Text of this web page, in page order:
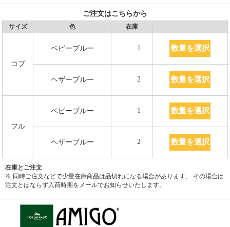
ご注文はこちらから
サイズ 色 在庫
コブ
ベビーブルー 1 数量を選択
ヘザーブルー 2 数量を選択
フル
ベビーブルー 1 数量を選択
ヘザーブルー 2 数量を選択
在庫とご注文
※ 同時ご注文などで少量在庫商品は品切れになる場合があります、 その場合は
注文とはならず入荷時期をメールでお知らせいたします。